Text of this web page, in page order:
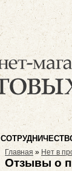
Главная » Нет в
Отзывы о